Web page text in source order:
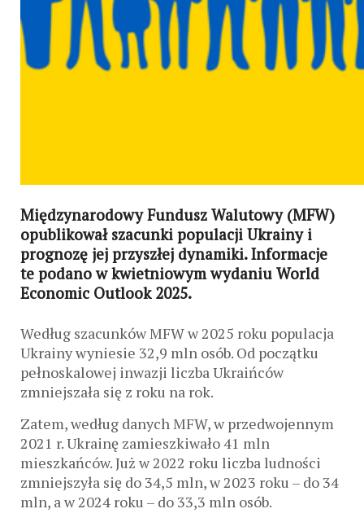
Międzynarodowy Fundusz Walutowy (MFW)
opublikował szacunki populacji Ukrainy i
prognozę jej przyszłej dynamiki. Informacje
te podano w kwietniowym wydaniu World
Economic Outlook 2025.
Według szacunków MFW w 2025 roku populacja
Ukrainy wyniesie 32,9 mln osób. Od początku
pełnoskalowej inwazji liczba Ukraińców
zmniejszała się z roku na rok.
Zatem, według danych MFW, w przedwojennym
2021 r. Ukrainę zamieszkiwało 41 mln
mieszkańców. Już w 2022 roku liczba ludności
zmniejszyła się do 34,5 mln, w 2023 roku – do 34
mln, a w 2024 roku – do 33,3 mln osób.